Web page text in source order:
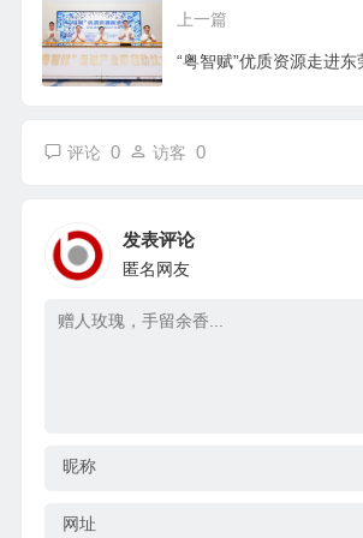
上一篇
评论 0 访客 0
发表评论
匿名网友
昵称
网址